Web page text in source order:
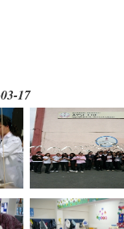
17